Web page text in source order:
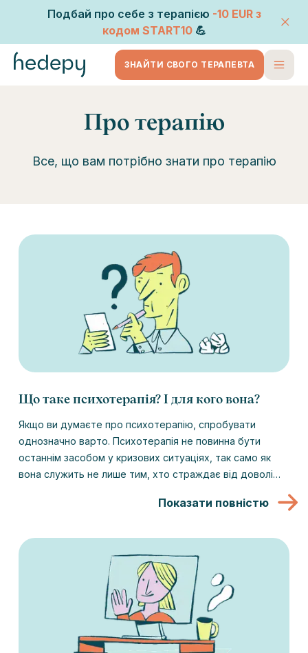
Подбай про себе з терапією -10 EURз
кодом START10💪
ЗНАЙТИ СВОГО ТЕРАПЕВТА
Про терапію
Все, що вам потрібно знати про терапію
Що таке психотерапія? І для кого вона?
Якщо ви думаєте про психотерапію, спробувати
однозначно варто. Психотерапія не повинна бути
останнім засобом у кризових ситуаціях, так само як
вона служить не лише тим, хто страждає від доволі
для всіх, хто хоче працювати над собою і краще
Показати повністю